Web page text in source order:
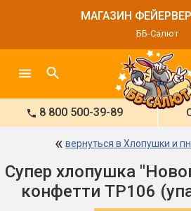
МАГАЗИН
ББ-Салют
8 800 500-39-89
« вернуться в Хлопушки и
Супер хлопушка
конфетти ТР106